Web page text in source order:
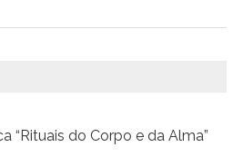
“Rituais do Corpo e da Alma”